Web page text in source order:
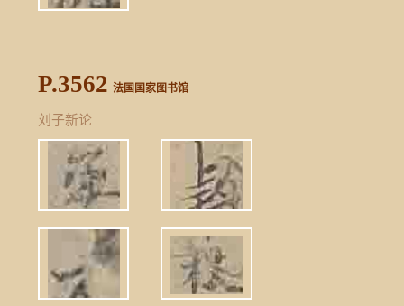
P.3562 法国国家图书馆
刘子新论